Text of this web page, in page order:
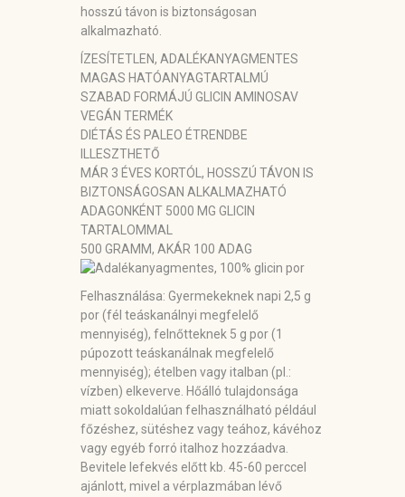
hosszú távon is biztonságosan
alkalmazható.
ÍZESÍTETLEN, ADALÉKANYAGMENTES
MAGAS HATÓANYAGTARTALMÚ
SZABAD FORMÁJÚ GLICIN AMINOSAV
VEGÁN TERMÉK
DIÉTÁS ÉS PALEO ÉTRENDBE
ILLESZTHETŐ
MÁR 3 ÉVES KORTÓL, HOSSZÚ TÁVON IS
BIZTONSÁGOSAN ALKALMAZHATÓ
ADAGONKÉNT 5000 MG GLICIN
TARTALOMMAL
500 GRAMM, AKÁR 100 ADAG
Felhasználása: Gyermekeknek napi 2,5 g
por (fél teáskanálnyi megfelelő
mennyiség), felnőtteknek 5 g por (1
púpozott teáskanálnak megfelelő
mennyiség); ételben vagy italban (pl.:
vízben) elkeverve. Hőálló tulajdonsága
miatt sokoldalúan felhasználható például
főzéshez, sütéshez vagy teához, kávéhoz
vagy egyéb forró italhoz hozzáadva.
Bevitele lefekvés előtt kb. 45-60 perccel
ajánlott, mivel a vérplazmában lévő